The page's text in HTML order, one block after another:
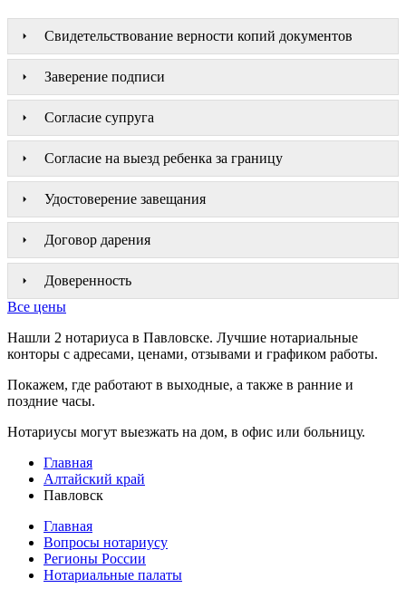
Свидетельствование верности копий документов
Заверение подписи
Согласие супруга
Согласие на выезд ребенка за границу
Удостоверение завещания
Договор дарения
Доверенность
Все цены
Нашли 2 нотариуса в Павловске. Лучшие нотариальные
конторы с адресами, ценами, отзывами и графиком работы.
Покажем, где работают в выходные, а также в ранние и
поздние часы.
Нотариусы могут выезжать на дом, в офис или больницу.
Главная
Алтайский край
Павловск
Главная
Вопросы нотариусу
Регионы России
Нотариальные палаты